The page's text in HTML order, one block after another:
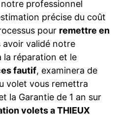
notre professionnel
précise du coût
pour remettre en
avoir validé notre
la réparation et le
fautif, examinera de
volet vous remettra
la Garantie de 1 an sur
volets a THIEUX